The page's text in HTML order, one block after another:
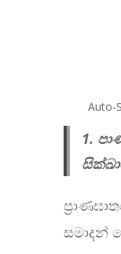
Auto-
1.
සමාදන්